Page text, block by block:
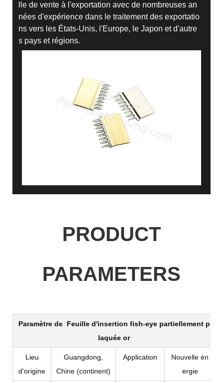
lle de vente à l'exportation avec de nombreuses an
nées d'expérience dans le traitement des exportatio
ns vers les États-Unis, l'Europe, le Japon et d'autre
s pays et régions.
PRODUCT
PARAMETERS
Paramètre de Feuille d'insertion fish-eye partiellement p
laquée or
Lieu
d'origine
Guangdong,
Chine (continent)
Application
Nouvelle én
ergie